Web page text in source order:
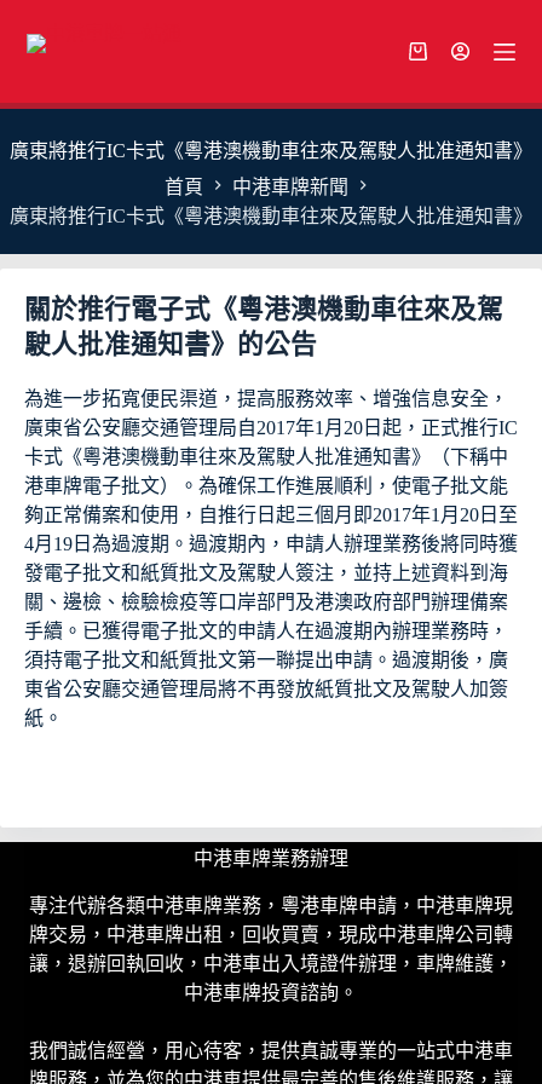
要
容
購
廣東將推行IC卡式《粵港澳機動車往來及駕駛人批准通知書》
首頁
中港車牌新聞
廣東將推行IC卡式《粵港澳機動車往來及駕駛人批准通知書》
關於推行電子式《粵港澳機動車往來及駕
駛人批准通知書》的公告
為進一步拓寬便民渠道，提高服務效率、增強信息安全，
廣東省公安廳交通管理局自2017年1月20日起，正式推行IC
卡式《粵港澳機動車往來及駕駛人批准通知書》（下稱中
港車牌電子批文）。為確保工作進展順利，使電子批文能
夠正常備案和使用，自推行日起三個月即2017年1月20日至
4月19日為過渡期。過渡期內，申請人辦理業務後將同時獲
發電子批文和紙質批文及駕駛人簽注，並持上述資料到海
關、邊檢、檢驗檢疫等口岸部門及港澳政府部門辦理備案
手續。已獲得電子批文的申請人在過渡期內辦理業務時，
須持電子批文和紙質批文第一聯提出申請。過渡期後，廣
東省公安廳交通管理局將不再發放紙質批文及駕駛人加簽
紙。
中港車牌業務辦理
專注代辦各類中港車牌業務，粵港車牌申請，中港車牌現
牌交易，中港車牌出租，回收買賣，現成中港車牌公司轉
讓，退辦回執回收，中港車出入境證件辦理，車牌維護，
中港車牌投資諮詢。
我們誠信經營，用心待客，提供真誠專業的一站式中港車
牌服務，並為您的中港車提供最完善的售後維護服務，讓